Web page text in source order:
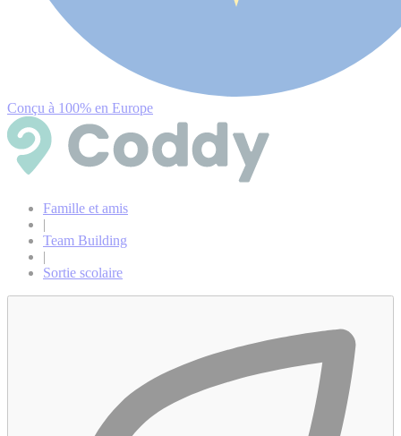
Conçu à 100% en Europe
Famille et amis
|
Team Building
|
Sortie scolaire